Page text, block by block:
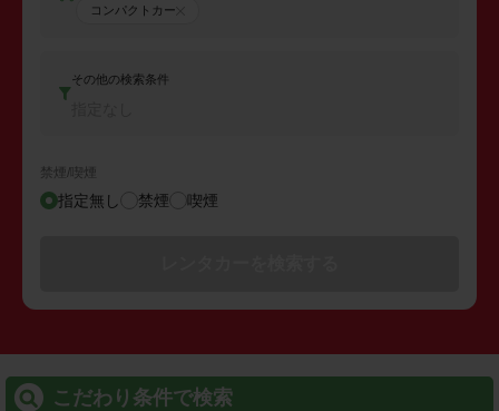
コンパクトカー
その他の検索条件
禁煙/喫煙
指定無し 禁煙 喫煙
こだわり条件で検索